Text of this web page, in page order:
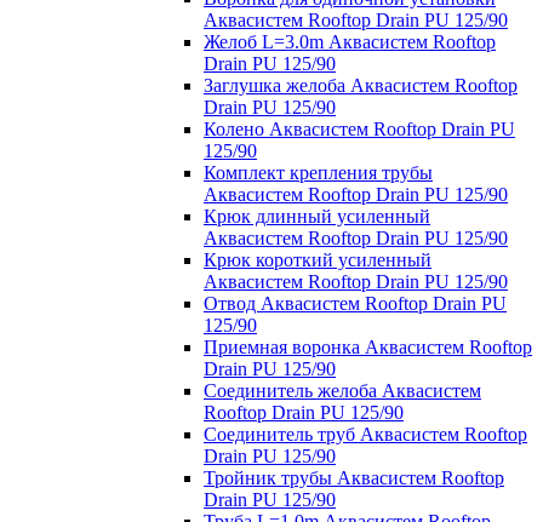
Аквасистем Rooftop Drain PU 125/90
Желоб L=3.0m Аквасистем Rooftop
Drain PU 125/90
Заглушка желоба Аквасистем Rooftop
Drain PU 125/90
Колено Аквасистем Rooftop Drain PU
125/90
Комплект крепления трубы
Аквасистем Rooftop Drain PU 125/90
Крюк длинный усиленный
Аквасистем Rooftop Drain PU 125/90
Крюк короткий усиленный
Аквасистем Rooftop Drain PU 125/90
Отвод Аквасистем Rooftop Drain PU
125/90
Приемная воронка Аквасистем Rooftop
Drain PU 125/90
Соединитель желоба Аквасистем
Rooftop Drain PU 125/90
Соединитель труб Аквасистем Rooftop
Drain PU 125/90
Тройник трубы Аквасистем Rooftop
Drain PU 125/90